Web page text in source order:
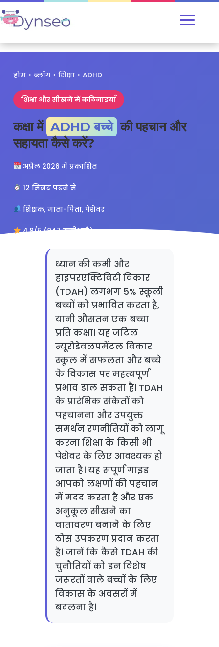
होम > ब्लॉग > शिक्षा > ADHD
शिक्षा और सीखने में कठिनाइयाँ
कक्षा में ADHD बच्चे की पहचान और
सहायता कैसे करें?
अप्रैल 2026 में प्रकाशित
12 मिनट पढ़ने में
शिक्षक, माता-पिता, पेशेवर
4.8/5 (847 समीक्षाएँ)
ध्यान की कमी और
हाइपरएक्टिविटी विकार
(TDAH) लगभग 5% स्कूली
बच्चों को प्रभावित करता है,
यानी औसतन एक बच्चा
प्रति कक्षा। यह जटिल
न्यूरोडेवलपमेंटल विकार
स्कूल में सफलता और बच्चे
के विकास पर महत्वपूर्ण
प्रभाव डाल सकता है। TDAH
के प्रारंभिक संकेतों को
पहचानना और उपयुक्त
समर्थन रणनीतियों को लागू
करना शिक्षा के किसी भी
पेशेवर के लिए आवश्यक हो
जाता है। यह संपूर्ण गाइड
आपको लक्षणों की पहचान
में मदद करता है और एक
अनुकूल सीखने का
वातावरण बनाने के लिए
ठोस उपकरण प्रदान करता
है। जानें कि कैसे TDAH की
चुनौतियों को इन विशेष
जरूरतों वाले बच्चों के लिए
विकास के अवसरों में
बदलना है।